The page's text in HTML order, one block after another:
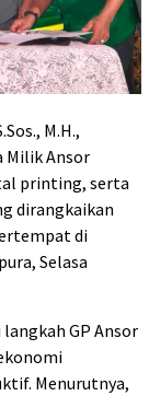
M.H.,
Milik Ansor
printing, serta
dirangkaikan
di
Selasa
GP Ansor
Menurutnya,